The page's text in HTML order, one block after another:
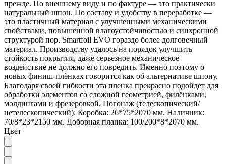
прежде. По внешнему виду и по фактуре — это практически
натуральный шпон. По составу и удобству в переработке —
это пластичный материал с улучшенными механическими
свойствами, повышенной влагоустойчивостью и синхронной
структурой пор. Smartfoil EVO гораздо более долговечный
материал. Производству удалось на порядок улучшить
стойкость покрытия, даже серьёзное механическое
воздействие не должно его повредить. Именно поэтому о
новых финиш-плёнках говорится как об альтернативе шпону.
Благодаря своей гибкости эта пленка прекрасно подойдет для
обработки элементов со сложной геометрией, филёнками,
молдингами и фрезеровкой. Погонаж (телескопический/
нетелескопический): Коробка: 26*75*2070 мм. Наличник:
70/8*23*2150 мм. Доборная планка: 100/200*8*2070 мм.
Цвет